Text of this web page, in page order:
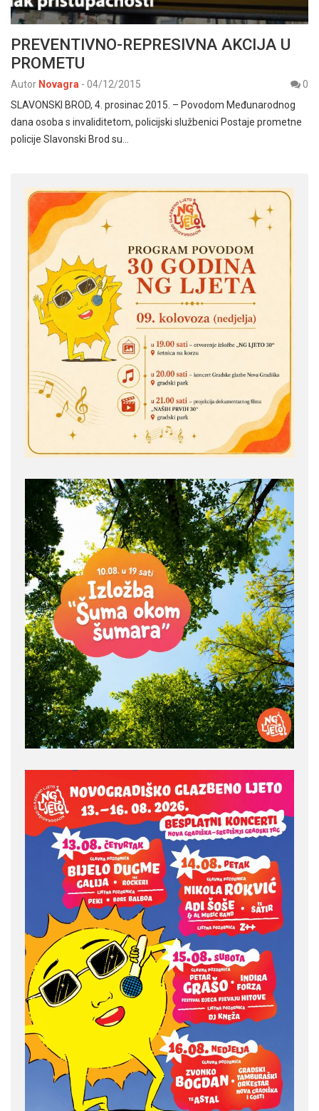
PREVENTIVNO-REPRESIVNA AKCIJA U
PROMETU
Autor Novagra - 04/12/2015
0
SLAVONSKI BROD, 4. prosinac 2015. – Povodom Međunarodnog
dana osoba s invaliditetom, policijski službenici Postaje prometne
policije Slavonski Brod su…